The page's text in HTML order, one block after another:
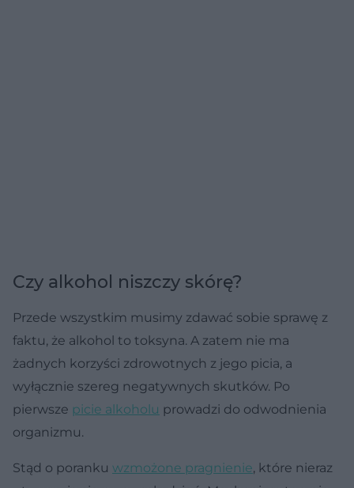
Czy alkohol niszczy skórę?
Przede wszystkim musimy zdawać sobie sprawę z
faktu, że alkohol to toksyna. A zatem nie ma
żadnych korzyści zdrowotnych z jego picia, a
wyłącznie szereg negatywnych skutków. Po
pierwsze picie alkoholu prowadzi do odwodnienia
organizmu.
Stąd o poranku wzmożone pragnienie, które nieraz